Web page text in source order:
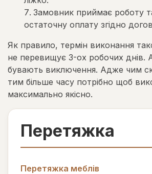
Замовник приймає роботу
остаточну оплату згідно
Як правило, термін виконання
не перевищує 3-ох робочих днів.
бувають виключення. Адже чим
тим більше часу потрібно щоб
максимально якісно.
Перетяжка
Перетяжка меблів